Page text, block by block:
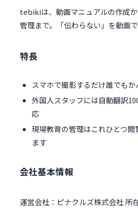
tebikiは、動画マニュアルの作成
管理まで。「伝わらない」を動画で
特長
スマホで撮影するだけ誰でも
外国人スタッフには自動翻訳
応
現場教育の管理はこれひとつ閲
ます
会社基本情報
運営会社：ピナクルズ株式会社 所